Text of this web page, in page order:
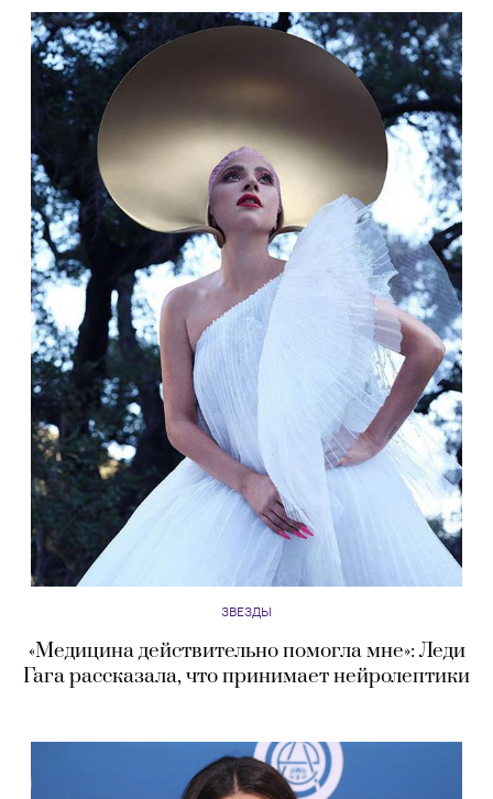
ЗВЕЗДЫ
«Медицина действительно помогла мне»: Леди
Гага рассказала, что принимает нейролептики